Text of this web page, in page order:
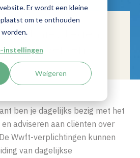
Er wordt een kleine
om te onthouden
instellingen
Weigeren
niet tegen,
je werken.
ben je dagelijks bezig met het
adviseren aan cliënten over
De Wwft-verplichtingen kunnen
van dagelijkse